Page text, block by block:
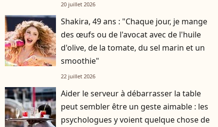
20 juillet 2026
Shakira, 49 ans : "Chaque jour, je mange
des œufs ou de l'avocat avec de l'huile
d'olive, de la tomate, du sel marin et un
smoothie"
22 juillet 2026
Aider le serveur à débarrasser la table
peut sembler être un geste aimable : les
psychologues y voient quelque chose de